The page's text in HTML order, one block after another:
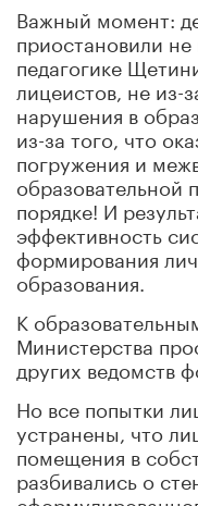
Важный момент:
приостановили не
педагогике
лицеистов, не из-
нарушения в
из-за того, что
погружения и
образовательной
порядке! И
эффективность
формирования
образования.
К
Министерства
других ведомств
Но все попытки
устранены, что
помещения в
разбивались о